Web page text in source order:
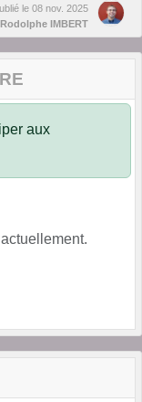
le 08 nov. 2025
Rodolphe IMBERT
aux